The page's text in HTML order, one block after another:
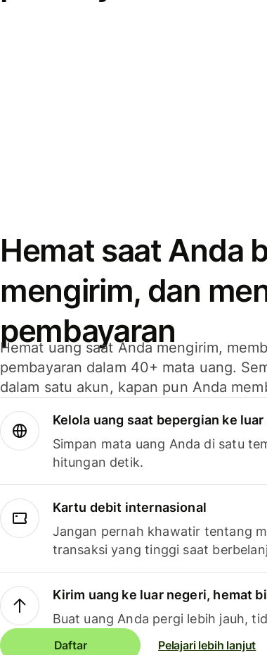
Hemat saat Anda
mengirim, dan
pembayaran
Hemat uang saat Anda mengirim,
pembayaran dalam 40+ mata uang.
dalam satu akun, kapan pun Anda
Kelola uang saat bepergian ke
Simpan mata uang Anda di satu
hitungan detik.
Kartu debit internasional
Jangan pernah khawatir tentang
transaksi yang tinggi saat
Kirim uang ke luar negeri, hemat
Buat uang Anda pergi lebih jauh,
Daftar Pelajari lebih lanjut